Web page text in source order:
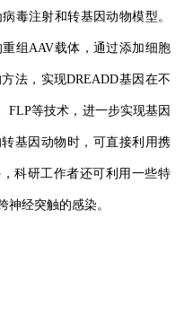
毒注射和转基因动物模型。
组AAV载体，通过添加细胞
法，实现DREADD基因在不
FLP等技术，进一步实现基因
基因动物时，可直接利用携
科研工作者还可利用一些特
神经突触的感染。